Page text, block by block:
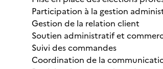
Participation à la gestion
Gestion de la relation client
Soutien administratif et
Suivi des commandes
Coordination de la